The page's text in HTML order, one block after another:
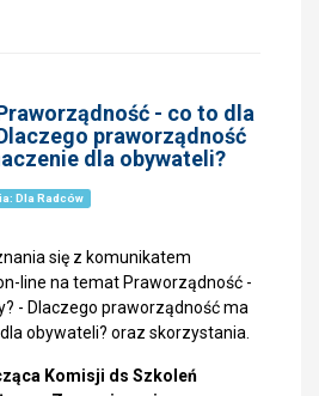
- co to dla
praworządność
dla obywateli?
Dla Radców
się z komunikatem
line na temat Praworządność -
- Dlaczego praworządność ma
obywateli? oraz skorzystania.
Komisji ds Szkoleń